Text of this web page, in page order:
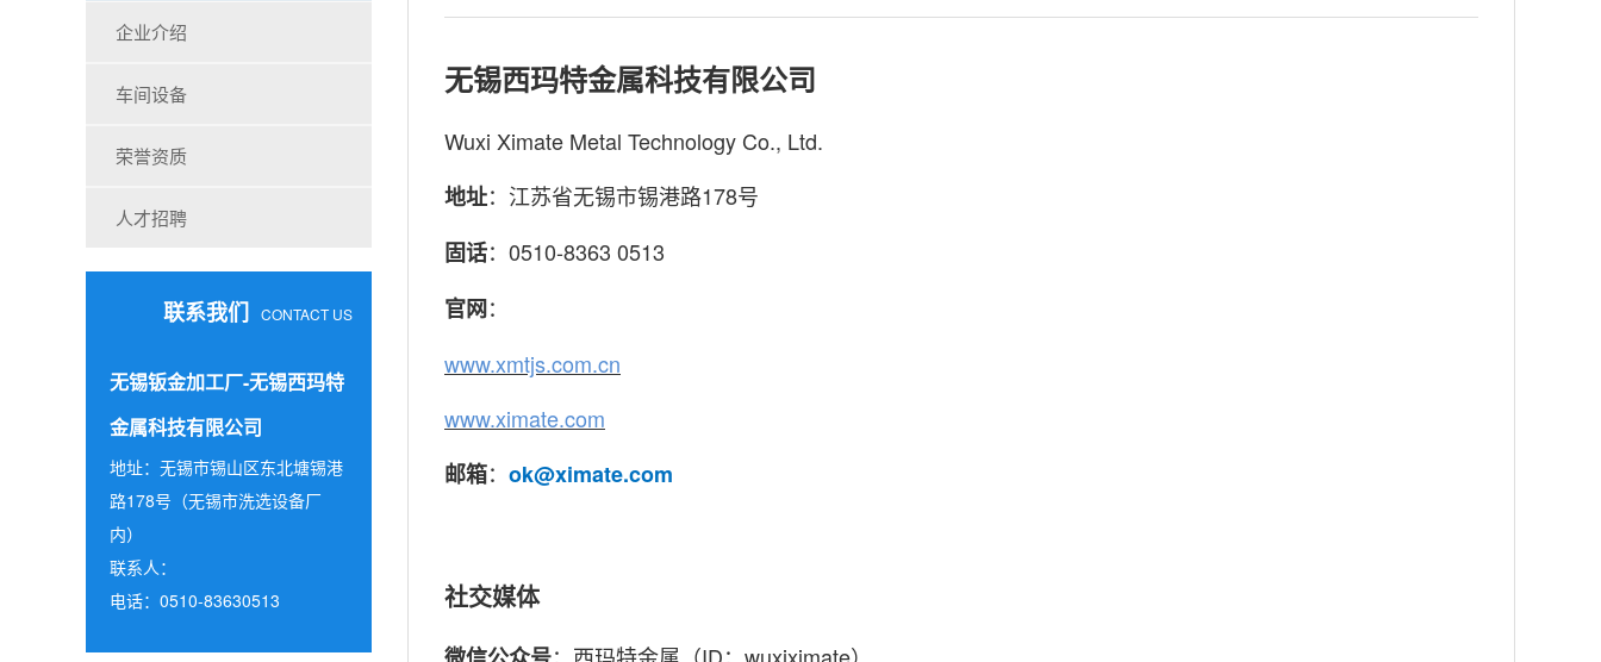
企业介绍
车间设备
荣誉资质
人才招聘
联系我们 CONTACT US
无锡钣金加工厂-无锡西玛特
金属科技有限公司
地址：无锡市锡山区东北塘锡港
路178号（无锡市洗选设备厂
内）
联系人：
电话：0510-83630513
无锡西玛特金属科技有限公司
Wuxi Ximate Metal Technology Co., Ltd.
地址：江苏省无锡市锡港路178号
固话：0510-8363 0513
官网：
www.xmtjs.com.cn
www.ximate.com
邮箱： ok@ximate.com
社交媒体